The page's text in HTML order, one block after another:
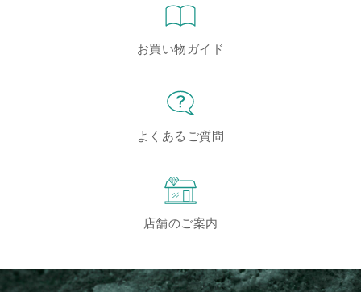
お買い物ガイド
よくあるご質問
店舗のご案内